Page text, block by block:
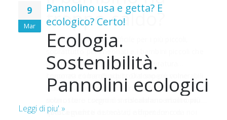
9
Mar
Pannolino usa e getta? E
ecologico? Certo!
Ecologia.
Sostenibilità.
Pannolini ecologici
per bambini.
Leggi di piu' »